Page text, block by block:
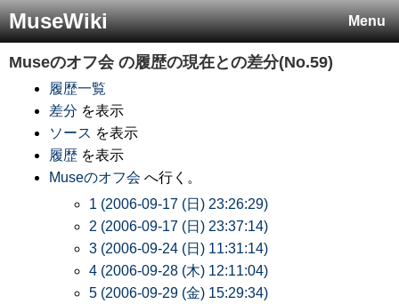
Menu
MuseWiki
Museのオフ会の履歴の現在との差分(No.59)
履歴一覧
差分 を表示
ソース を表示
履歴 を表示
Museのオフ会 へ行く。
1 (2006-09-17 (日) 23:26:29)
2 (2006-09-17 (日) 23:37:14)
3 (2006-09-24 (日) 11:31:14)
4 (2006-09-28 (木) 12:11:04)
5 (2006-09-29 (金) 15:29:34)